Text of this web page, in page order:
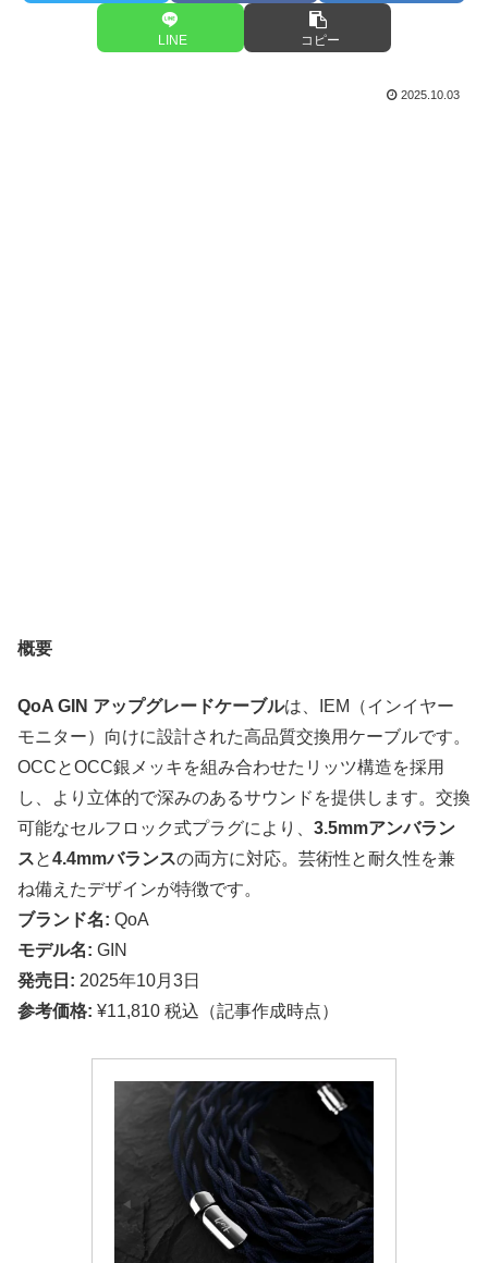
LINE コピー
2025.10.03
概要
QoA GIN アップグレードケーブルは、IEM（インイヤー
モニター）向けに設計された高品質交換用ケーブルです。
OCCとOCC銀メッキを組み合わせたリッツ構造を採用
し、より立体的で深みのあるサウンドを提供します。交換
可能なセルフロック式プラグにより、 3.5mmアンバラン
スと4.4mmバランスの両方に対応。芸術性と耐久性を兼
ね備えたデザインが特徴です。
ブランド名: QoA
モデル名: GIN
発売日: 2025年10月3日
参考価格: ¥11,810 税込（記事作成時点）